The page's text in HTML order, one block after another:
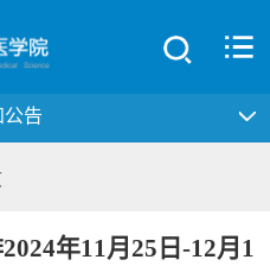
公告
年11月25日-12月1